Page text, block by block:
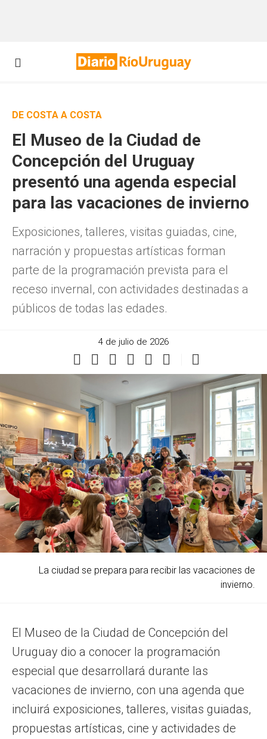
DE COSTA A COSTA
El Museo de la Ciudad de
Concepción del Uruguay
presentó una agenda especial
para las vacaciones de invierno
Exposiciones, talleres, visitas guiadas, cine,
narración y propuestas artísticas forman
parte de la programación prevista para el
receso invernal, con actividades destinadas a
públicos de todas las edades.
4 de julio de 2026
La ciudad se prepara para recibir las vacaciones de
invierno.
El Museo de la Ciudad de Concepción del
Uruguay dio a conocer la programación
especial que desarrollará durante las
vacaciones de invierno, con una agenda que
incluirá exposiciones, talleres, visitas guiadas,
propuestas artísticas, cine y actividades de